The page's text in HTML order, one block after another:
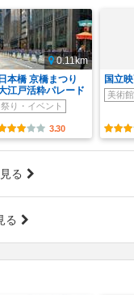
0.11km
日本橋 京橋まつり
江戸活粋パレード
祭り・イベント
3.30
国立
美術
る
る